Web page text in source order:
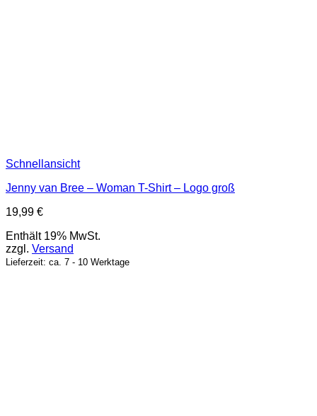
Schnellansicht
Jenny van Bree – Woman T-Shirt – Logo groß
19,99 €
Enthält 19% MwSt.
zzgl. Versand
Lieferzeit: ca. 7 - 10 Werktage